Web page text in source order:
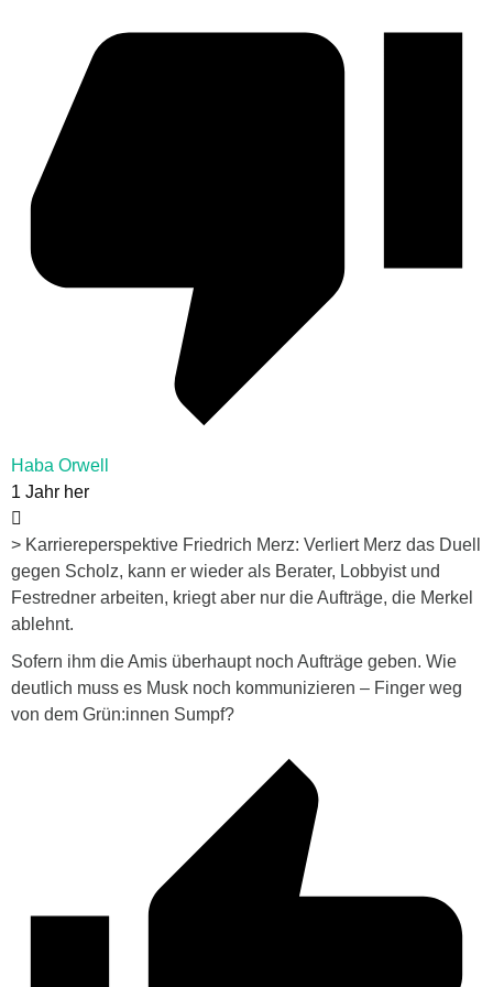
Haba Orwell
1 Jahr her
> Karriereperspektive Friedrich Merz: Verliert Merz das Duell
gegen Scholz, kann er wieder als Berater, Lobbyist und
Festredner arbeiten, kriegt aber nur die Aufträge, die Merkel
ablehnt.
Sofern ihm die Amis überhaupt noch Aufträge geben. Wie
deutlich muss es Musk noch kommunizieren – Finger weg
von dem Grün:innen Sumpf?